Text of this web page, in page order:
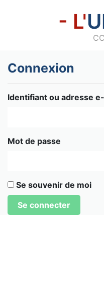
- L'
Connexion
Identifiant ou adresse
Mot de passe
Se souvenir de moi